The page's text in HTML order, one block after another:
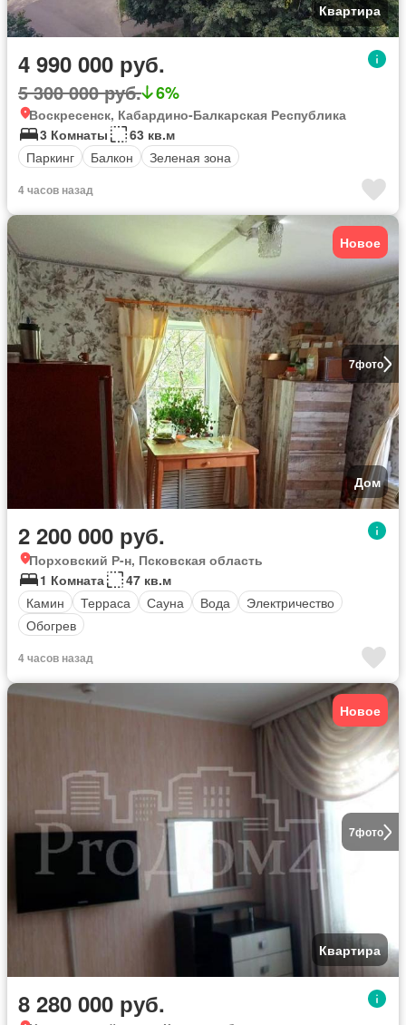
Квартира
4 990 000 руб.
5 300 000 руб. 6%
Воскресенск, Кабардино-Балкарская Республика
3 Комнаты
63 кв.м
Паркинг
Балкон Зеленая зона
4 часов назад
7фото
Новое
Дом
2 200 000 руб.
Порховский Р-н, Псковская область
1 Комната
47 кв.м
Камин
Терраса Сауна Вода
Электричество
Обогрев
4 часов назад
7фото
Новое
Квартира
8 280 000 руб.